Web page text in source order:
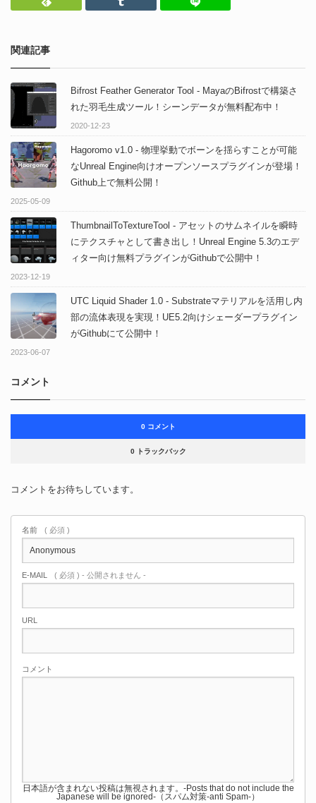
関連記事
Bifrost Feather Generator Tool - MayaのBifrostで構築さ
れた羽毛生成ツール！シーンデータが無料配布中！
2020-12-23
Hagoromo v1.0 - 物理挙動でボーンを揺らすことが可能
なUnreal Engine向けオープンソースプラグインが登場！
Github上で無料公開！
2025-05-09
ThumbnailToTextureTool - アセットのサムネイルを瞬時
にテクスチャとして書き出し！Unreal Engine 5.3のエデ
ィター向け無料プラグインがGithubで公開中！
2023-12-19
UTC Liquid Shader 1.0 - Substrateマテリアルを活用し内
部の流体表現を実現！UE5.2向けシェーダープラグイン
がGithubにて公開中！
2023-06-07
コメント
0 コメント
0 トラックバック
コメントをお待ちしています。
名前 ( 必須 )
E-MAIL ( 必須 ) - 公開されません -
URL
コメント
日本語が含まれない投稿は無視されます。-Posts that do not include the
Japanese will be ignored-（スパム対策-anti Spam-）